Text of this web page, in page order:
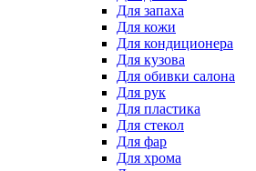
Для запаха
Для кожи
Для кондиционера
Для кузова
Для обивки салона
Для рук
Для пластика
Для стекол
Для фар
Для хрома